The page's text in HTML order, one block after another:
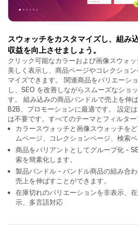
スウォッチをカスタマイズし、組み
収益を向上させましょう。
クリック可能なカラーおよび画像スウォ
美しく表示し、商品ページやコレクショ
マイズできます。 関連商品をバリエーシ
し、SEO を改善しながらスムーズなショ
す。 組み込みの商品バンドルで売上を伸
B2B、プロモーションに最適です。 設定
は不要です。すべてのテーマとフィルター
カラースウォッチと画像スウォッチを
ムページ、コレクションページ、検索ペ
商品をバリアントとしてグループ化 -
索を簡素化します。
製品バンドル - バンドル商品の組み合わ
売上を伸ばすことができます。
在庫切れのバリエーションを非表示、
示、多言語対応